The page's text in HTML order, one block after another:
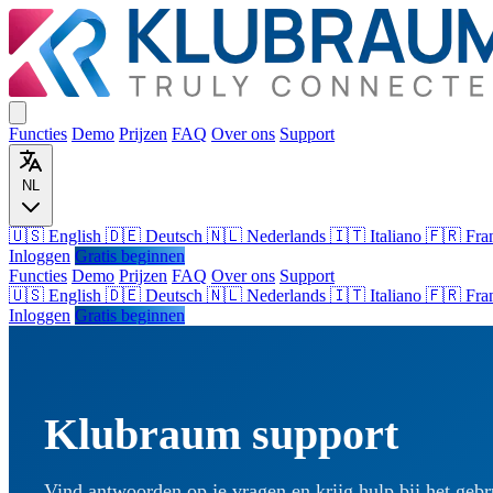
Functies Demo Prijzen FAQ Over ons Support
NL
🇺🇸 English 🇩🇪 Deutsch 🇳🇱 Nederlands 🇮🇹 Italiano 🇫🇷
Inloggen Gratis beginnen
Functies Demo Prijzen FAQ Over ons Support
🇺🇸 English 🇩🇪 Deutsch 🇳🇱 Nederlands 🇮🇹 Italiano 🇫🇷
Inloggen Gratis beginnen
Klubraum support